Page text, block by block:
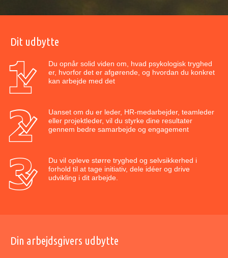
Dit udbytte
Du opnår solid viden om, hvad psykologisk tryghed
er, hvorfor det er afgørende, og hvordan du konkret
kan arbejde med det
Uanset om du er leder, HR-medarbejder, teamleder
eller projektleder, vil du styrke dine resultater
gennem bedre samarbejde og engagement
Du vil opleve større tryghed og selvsikkerhed i
forhold til at tage initiativ, dele idéer og drive
udvikling i dit arbejde.
Din arbejdsgivers udbytte